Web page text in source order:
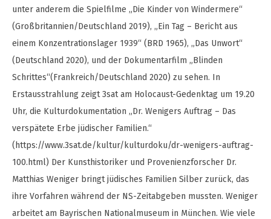
unter anderem die Spielfilme „Die Kinder von Windermere“
(Großbritannien/Deutschland 2019), „Ein Tag – Bericht aus
einem Konzentrationslager 1939“ (BRD 1965), „Das Unwort“
(Deutschland 2020), und der Dokumentarfilm „Blinden
Schrittes“(Frankreich/Deutschland 2020) zu sehen. In
Erstausstrahlung zeigt 3sat am Holocaust-Gedenktag um 19.20
Uhr, die Kulturdokumentation „Dr. Wenigers Auftrag – Das
verspätete Erbe jüdischer Familien.“
(https://www.3sat.de/kultur/kulturdoku/dr-wenigers-auftrag-
100.html) Der Kunsthistoriker und Provenienzforscher Dr.
Matthias Weniger bringt jüdisches Familien Silber zurück, das
ihre Vorfahren während der NS-Zeitabgeben mussten. Weniger
arbeitet am Bayrischen Nationalmuseum in München. Wie viele